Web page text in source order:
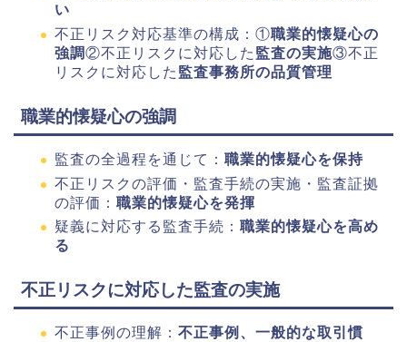
い
不正リスク対応基準の構成：①職業的懐疑心の
強調②不正リスクに対応した 監査の実施③不正
リスクに対応した 監査事務所の品質管理
職業的懐疑心の強調
監査の全過程を通じて： 職業的懐疑心を保持
不正リスクの評価・監査手続の実施・監査証拠
の評価： 職業的懐疑心を発揮
疑義に対応する監査手続： 職業的懐疑心を高め
る
不正リスクに対応した監査の実施
不正事例の理解： 不正事例、一般的な取引慣